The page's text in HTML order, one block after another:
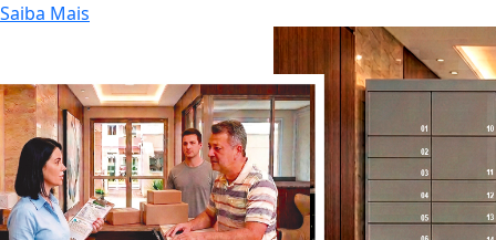
Saiba Mais